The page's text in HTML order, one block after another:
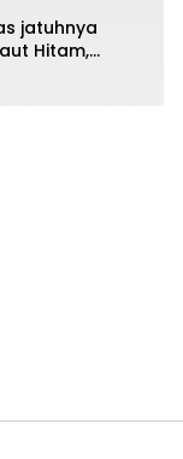
jatuhnya
Hitam,